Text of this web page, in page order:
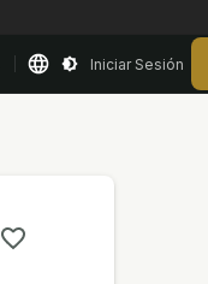
Iniciar Sesión